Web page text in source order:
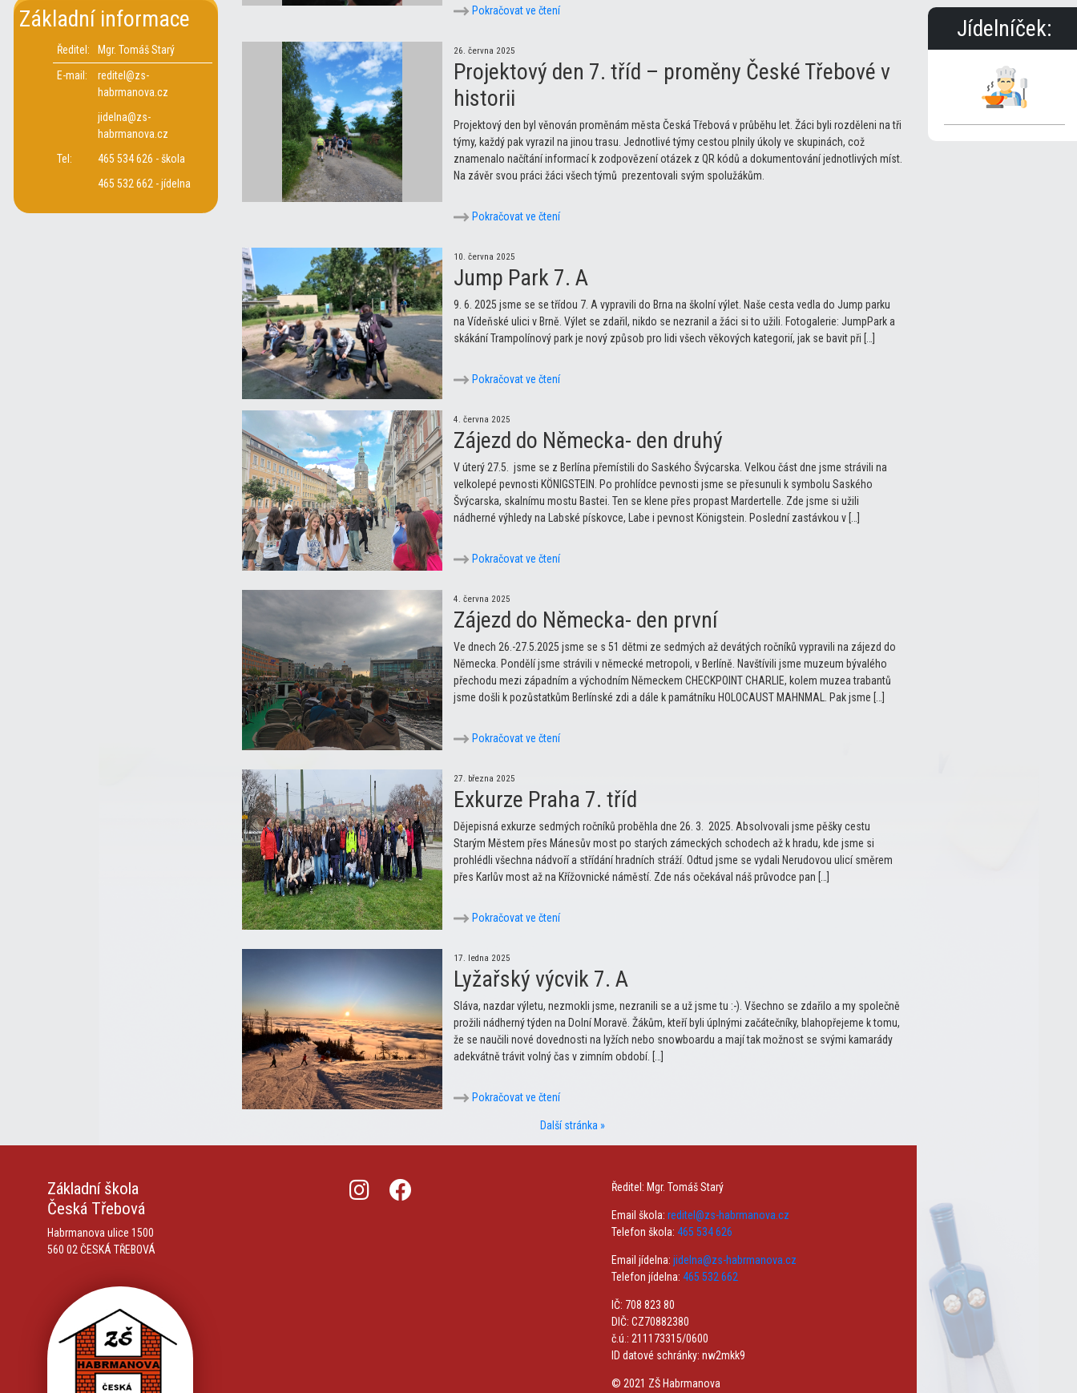
Jídelníček:
Základní informace
Ředitel:
Mgr. Tomáš Starý
E-mail:
reditel@zs-
habrmanova.cz
jidelna@zs-
habrmanova.cz
Tel:
465 534 626 - škola
465 532 662 - jídelna
Pokračovat ve čtení
26. června 2025
Projektový den 7. tříd – proměny České Třebové v
historii
Projektový den byl věnován proměnám města Česká Třebová v průběhu let. Žáci byli rozděleni na tři
týmy, každý pak vyrazil na jinou trasu. Jednotlivé týmy cestou plnily úkoly ve skupinách, což
znamenalo načítání informací k zodpovězení otázek z QR kódů a dokumentování jednotlivých míst.
Na závěr svou práci žáci všech týmů prezentovali svým spolužákům.
Pokračovat ve čtení
10. června 2025
Jump Park 7. A
9. 6. 2025 jsme se se třídou 7. A vypravili do Brna na školní výlet. Naše cesta vedla do Jump parku
na Vídeňské ulici v Brně. Výlet se zdařil, nikdo se nezranil a žáci si to užili. Fotogalerie: JumpPark a
skákání Trampolínový park je nový způsob pro lidi všech věkových kategorií, jak se bavit při […]
Pokračovat ve čtení
4. června 2025
Zájezd do Německa- den druhý
V úterý 27.5. jsme se z Berlína přemístili do Saského Švýcarska. Velkou část dne jsme strávili na
velkolepé pevnosti KÖNIGSTEIN. Po prohlídce pevnosti jsme se přesunuli k symbolu Saského
Švýcarska, skalnímu mostu Bastei. Ten se klene přes propast Mardertelle. Zde jsme si užili
nádherné výhledy na Labské pískovce, Labe i pevnost Königstein. Poslední zastávkou v […]
Pokračovat ve čtení
4. června 2025
Zájezd do Německa- den první
Ve dnech 26.-27.5.2025 jsme se s 51 dětmi ze sedmých až devátých ročníků vypravili na zájezd do
Německa. Pondělí jsme strávili v německé metropoli, v Berlíně. Navštívili jsme muzeum bývalého
přechodu mezi západním a východním Německem CHECKPOINT CHARLIE, kolem muzea trabantů
jsme došli k pozůstatkům Berlínské zdi a dále k památníku HOLOCAUST MAHNMAL. Pak jsme […]
Pokračovat ve čtení
27. března 2025
Exkurze Praha 7. tříd
Dějepisná exkurze sedmých ročníků proběhla dne 26. 3. 2025. Absolvovali jsme pěšky cestu
Starým Městem přes Mánesův most po starých zámeckých schodech až k hradu, kde jsme si
prohlédli všechna nádvoří a střídání hradních stráží. Odtud jsme se vydali Nerudovou ulicí směrem
přes Karlův most až na Křížovnické náměstí. Zde nás očekával náš průvodce pan […]
Pokračovat ve čtení
17. ledna 2025
Lyžařský výcvik 7. A
Sláva, nazdar výletu, nezmokli jsme, nezranili se a už jsme tu :-). Všechno se zdařilo a my společně
prožili nádherný týden na Dolní Moravě. Žákům, kteří byli úplnými začátečníky, blahopřejeme k tomu,
že se naučili nové dovednosti na lyžích nebo snowboardu a mají tak možnost se svými kamarády
adekvátně trávit volný čas v zimním období. […]
Pokračovat ve čtení
Další stránka »
Základní škola
Česká Třebová
Habrmanova ulice 1500
560 02 ČESKÁ TŘEBOVÁ
Ředitel: Mgr. Tomáš Starý
Email škola: reditel@zs-habrmanova.cz
Telefon škola: 465 534 626
Email jídelna: jidelna@zs-habrmanova.cz
Telefon jídelna: 465 532 662
IČ: 708 823 80
DIČ: CZ70882380
č.ú.: 211173315/0600
ID datové schránky: nw2mkk9
© 2021 ZŠ Habrmanova